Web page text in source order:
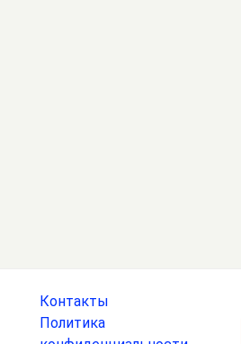
Контакты
Политика